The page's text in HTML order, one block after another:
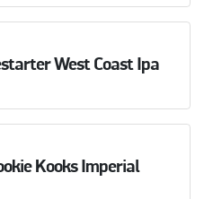
West Coast Ipa
Kooks Imperial